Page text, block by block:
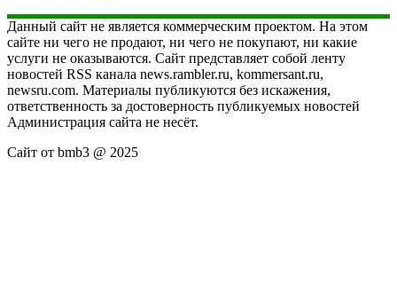
Данный сайт не является коммерческим проектом. На этом
сайте ни чего не продают, ни чего не покупают, ни какие
услуги не оказываются. Сайт представляет собой ленту
новостей RSS канала news.rambler.ru, kommersant.ru,
newsru.com. Материалы публикуются без искажения,
ответственность за достоверность публикуемых новостей
Администрация сайта не несёт.
Сайт от bmb3 @ 2025